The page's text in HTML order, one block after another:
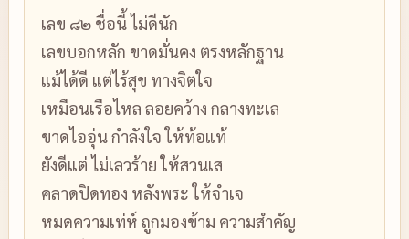
เลข ๘๒ ชื่อนี้ ไม่ดีนัก
เลขบอกหลัก ขาดมั่นคง ตรงหลักฐาน
แม้ได้ดี แต่ไร้สุข ทางจิตใจ
เหมือนเรือไหล ลอยคว้าง กลางทะเล
ขาดไออุ่น กำลังใจ ให้ท้อแท้
ยังดีแต่ ไม่เลวร้าย ให้สวนเส
คลาดปิดทอง หลังพระ ให้จำเจ
หมดความเท่ห์ ถูกมองข้าม ความสำคัญ